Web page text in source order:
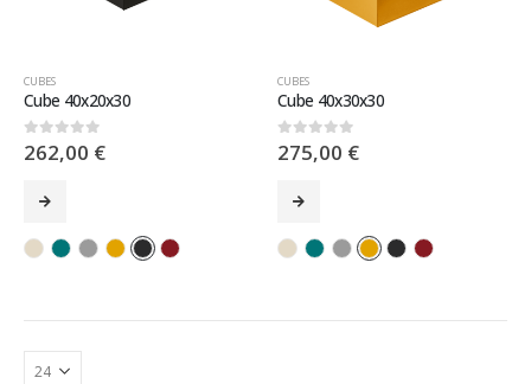
CUBES
Cube 40x20x30
0sur 5
262,00 €
CUBES
Cube 40x30x30
0sur 5
275,00 €